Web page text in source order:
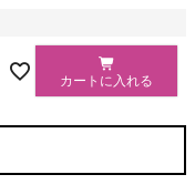
カートに入れる